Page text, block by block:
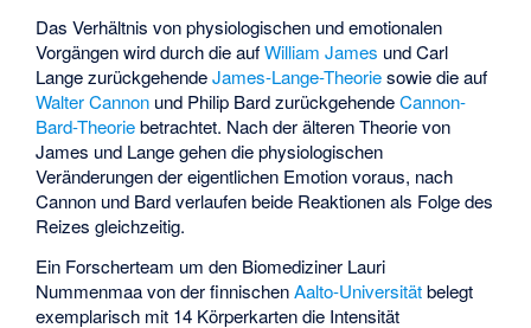
Das Verhältnis von physiologischen und emotionalen
Vorgängen wird durch die aufWilliam James undCarl
LangezurückgehendeJames-Lange-Theoriesowie die auf
Walter Cannon und Philip Bard zurückgehendeCannon-
Bard-Theoriebetrachtet. Nach der älteren Theorie von
James und Lange gehen die physiologischen
Veränderungen der eigentlichen Emotion voraus, nach
Cannon und Bard verlaufen beide Reaktionen als Folge des
Reizes gleichzeitig.
Ein Forscherteam um den Biomediziner Lauri
Nummenmaa von der finnischenAalto-Universitätbelegt
exemplarisch mit 14 Körperkarten die Intensität